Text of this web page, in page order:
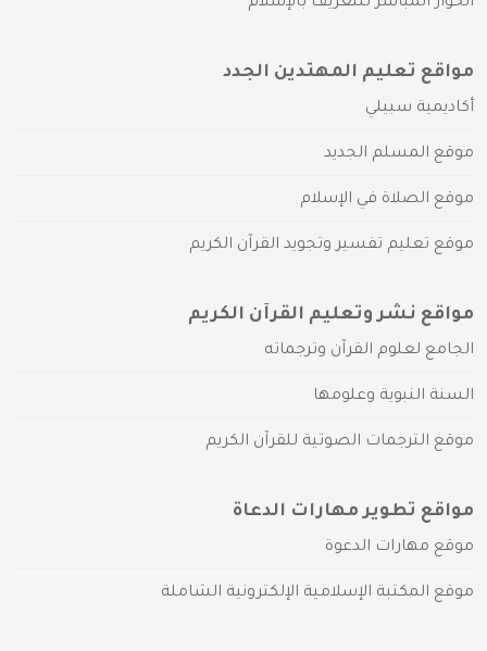
مواقع تعليم المهتدين الجدد
أكاديمية سبيلي
موقع المسلم الجديد
موقع الصلاة في الإسلام
موقع تعليم تفسير وتجويد القرآن الكريم
مواقع نشر وتعليم القرآن الكريم
الجامع لعلوم القرآن وترجماته
السنة النبوية وعلومها
موقع الترجمات الصوتية للقرآن الكريم
مواقع تطوير مهارات الدعاة
موقع مهارات الدعوة
موقع المكتبة الإسلامية الإلكترونية الشاملة